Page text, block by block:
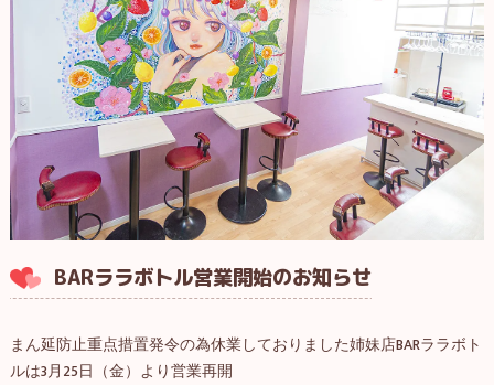
BARララボトル営業開始のお知らせ
まん延防止重点措置発令の為休業しておりました姉妹店BARララボト
ルは3月25日（金）より営業再開